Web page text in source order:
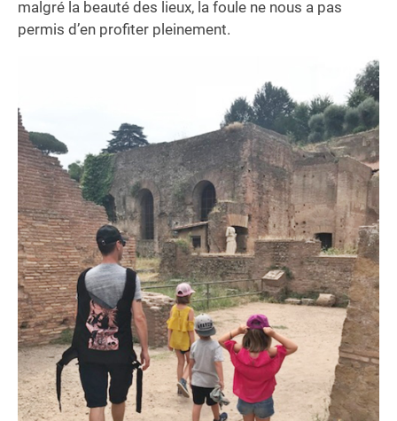
malgré la beauté des lieux, la foule ne nous a pas
permis d’en profiter pleinement.